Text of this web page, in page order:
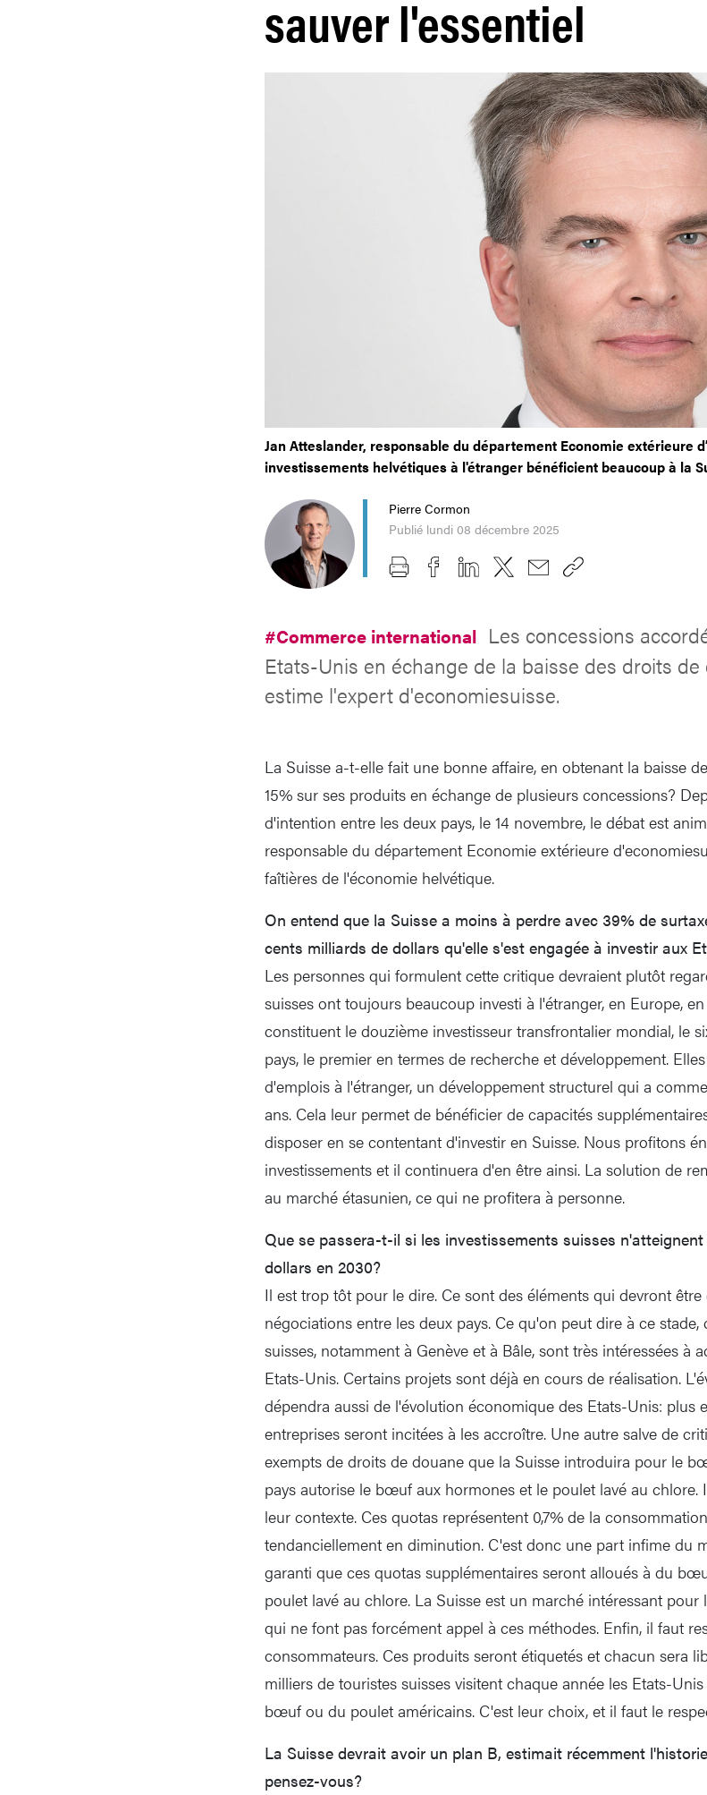
sauver l'essentiel
Jan Atteslander, responsable du département Economie extérieure
investissements helvétiques à l'étranger bénéficient beaucoup à la
Pierre Cormon
Publié lundi 08 décembre 2025
#Commerce international Les concessions
Etats-Unis en échange de la baisse des droits
estime l'expert d'economiesuisse.
La Suisse a-t-elle fait une bonne affaire, en obtenant la baisse
15% sur ses produits en échange de plusieurs concessions?
d'intention entre les deux pays, le 14 novembre, le débat est
responsable du département Economie extérieure
faîtières de l'économie helvétique.
On entend que la Suisse a moins à perdre avec 39% de
cents milliards de dollars qu'elle s'est engagée à investir aux
Les personnes qui formulent cette critique devraient plutôt
suisses ont toujours beaucoup investi à l'étranger, en Europe,
constituent le douzième investisseur transfrontalier mondial, le
pays, le premier en termes de recherche et développement.
d'emplois à l'étranger, un développement structurel qui a
ans. Cela leur permet de bénéficier de capacités
disposer en se contentant d'investir en Suisse. Nous profitons
investissements et il continuera d'en être ainsi. La solution de
au marché étasunien, ce qui ne profitera à personne.
Que se passera-t-il si les investissements suisses
dollars en 2030?
Il est trop tôt pour le dire. Ce sont des éléments qui devront
négociations entre les deux pays. Ce qu'on peut dire à ce
suisses, notamment à Genève et à Bâle, sont très intéressées à
Etats-Unis. Certains projets sont déjà en cours de réalisation.
dépendra aussi de l'évolution économique des Etats-Unis: plus
entreprises seront incitées à les accroître. Une autre salve de
exempts de droits de douane que la Suisse introduira pour le
pays autorise le bœuf aux hormones et le poulet lavé au chlore.
leur contexte. Ces quotas représentent 0,7% de la
tendanciellement en diminution. C'est donc une part infime du
garanti que ces quotas supplémentaires seront alloués à du
poulet lavé au chlore. La Suisse est un marché intéressant
qui ne font pas forcément appel à ces méthodes. Enfin, il faut
consommateurs. Ces produits seront étiquetés et chacun sera
milliers de touristes suisses visitent chaque année les Etats-
bœuf ou du poulet américains. C'est leur choix, et il faut le
La Suisse devrait avoir un plan B, estimait récemment
pensez-vous?